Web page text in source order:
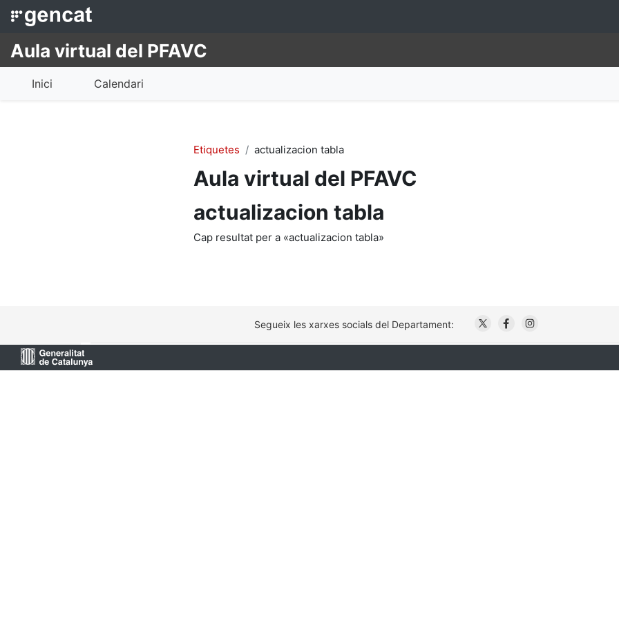
Ves al contingut principal
Aula virtual del PFAVC
Inici Calendari
Etiquetes actualizacion tabla
Aula virtual del PFAVC
actualizacion tabla
Cap resultat per a «actualizacion tabla»
Segueix les xarxes socials del Departament: . Obre en una nova finestra.
. Obre en una nova